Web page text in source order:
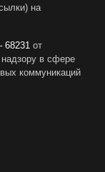
на
68231 от
в сфере
коммуникаций